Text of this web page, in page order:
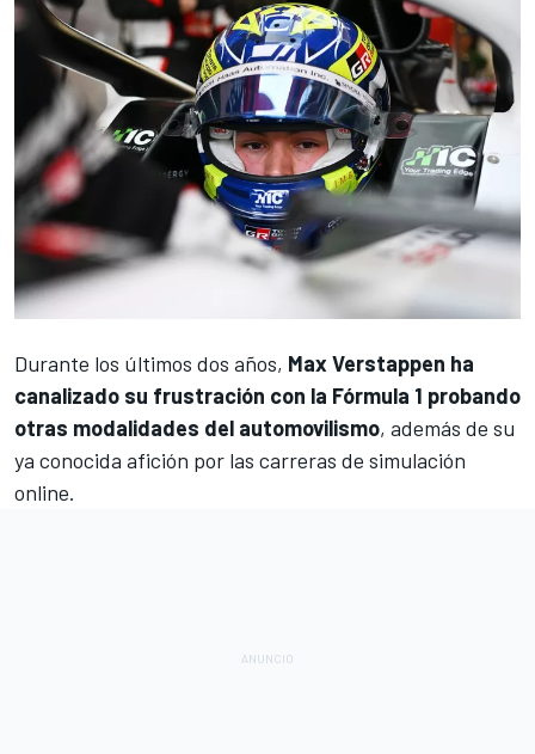
Durante los últimos dos años, Max Verstappen ha
canalizado su frustración con la Fórmula 1 probando
otras modalidades del automovilismo, además de su
ya conocida afición por las carreras de simulación
online.